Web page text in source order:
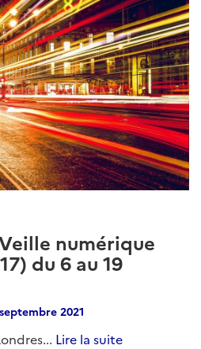
numérique
du 6 au 19
2021
Lire la suite